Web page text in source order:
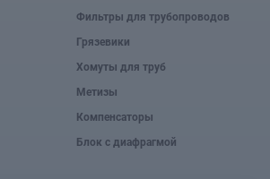
Фильтры для трубопроводов
Грязевики
Хомуты для труб
Метизы
Компенсаторы
Блок с диафрагмой